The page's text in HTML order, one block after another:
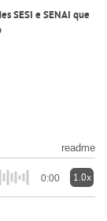
SESI e SENAI que
readme
0:00 1.0x